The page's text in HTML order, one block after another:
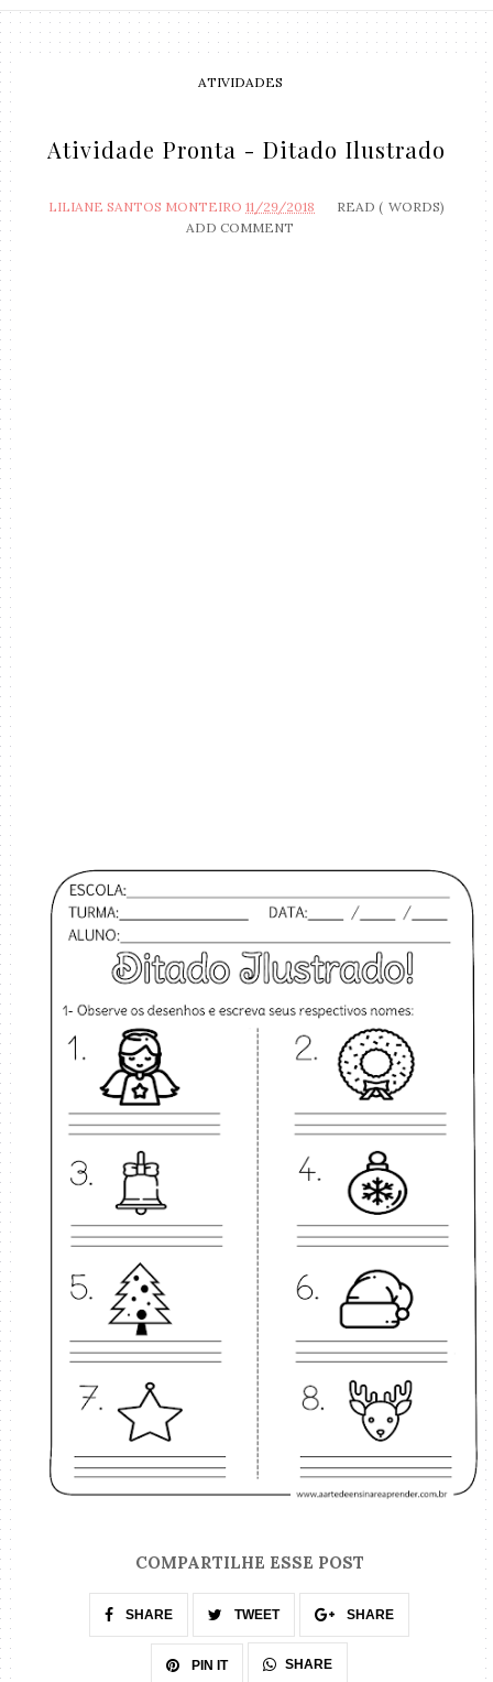
ATIVIDADES
Atividade Pronta - Ditado Ilustrado
LILIANE SANTOS MONTEIRO 11/29/2018 READ ( WORDS)
ADD COMMENT
COMPARTILHE ESSE POST
SHARE TWEET SHARE
PIN IT SHARE